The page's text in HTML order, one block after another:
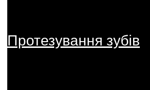
Протезування зубів